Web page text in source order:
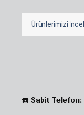
Ürünlerimizi
☎️ Sabit Telefon: